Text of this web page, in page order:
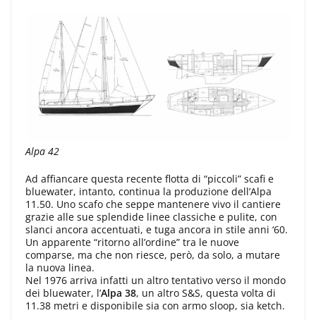
Alpa 42
Ad affiancare questa recente flotta di “piccoli” scafi e
bluewater, intanto, continua la produzione dell’Alpa
11.50. Uno scafo che seppe mantenere vivo il cantiere
grazie alle sue splendide linee classiche e pulite, con
slanci ancora accentuati, e tuga ancora in stile anni ‘60.
Un apparente “ritorno all’ordine” tra le nuove
comparse, ma che non riesce, però, da solo, a mutare
la nuova linea.
Nel 1976 arriva infatti un altro tentativo verso il mondo
dei bluewater, l’Alpa 38, un altro S&S, questa volta di
11.38 metri e disponibile sia con armo sloop, sia ketch.